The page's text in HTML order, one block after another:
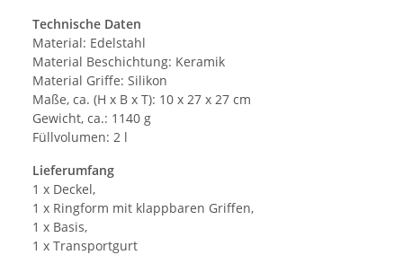
Technische Daten
Material: Edelstahl
Material Beschichtung: Keramik
Material Griffe: Silikon
Maße, ca. (H x B x T): 10 x 27 x 27 cm
Gewicht, ca.: 1140 g
Füllvolumen: 2 l
Lieferumfang
1 x Deckel,
1 x Ringform mit klappbaren Griffen,
1 x Basis,
1 x Transportgurt